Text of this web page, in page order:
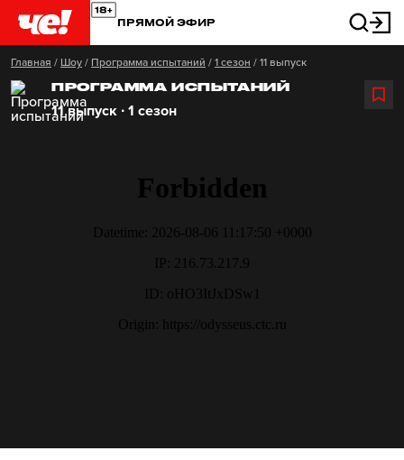
ПРЯМОЙ ЭФИР
Главная / Шоу / Программа испытаний / 1 сезон / 11 выпуск
ПРОГРАММА ИСПЫТАНИЙ
11 выпуск ∙ 1 сезон